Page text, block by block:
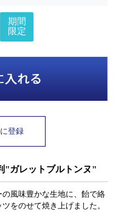
期間
限定
登録
"ガレットブルトンヌ"
の風味豊かな生地に、飴で絡
をのせて焼き上げました。